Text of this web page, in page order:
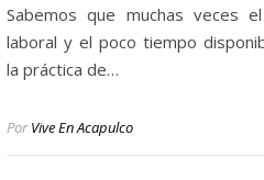
Sabemos que muchas veces
laboral y el poco tiempo
la práctica de…
Por Vive En Acapulco